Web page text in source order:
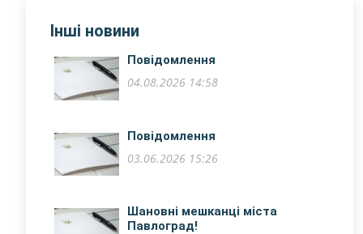
Інші новини
Повідомлення
04.08.2026 14:58
Повідомлення
03.06.2026 15:26
Шановні мешканці міста
Павлоград!